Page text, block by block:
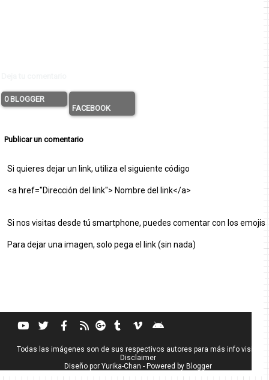
0 BLOGGER
FACEBOOK
Publicar un comentario
Si quieres dejar un link, utiliza el siguiente código
<a href="Dirección del link"> Nombre del link</a>
Si nos visitas desde tú smartphone, puedes comentar con los emojis
Para dejar una imagen, solo pega el link (sin nada)
Todas las imágenes son de sus respectivos autores para más info visita
Disclaimer
Diseño por Yurika-Chan - Powered by Blogger